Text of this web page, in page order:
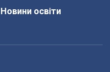
Новини освіти